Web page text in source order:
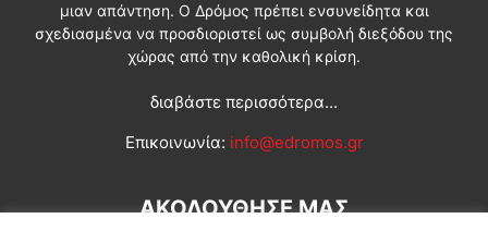
μιαν απάντηση. Ο Δρόμος πρέπει ενσυνείδητα και
σχεδιασμένα να προσδιοριστεί ως συμβολή διεξόδου της
χώρας από την καθολική κρίση.
διαβάστε περισσότερα...
Επικοινωνία: info@edromos.gr
ΑΚΟΛΟΥΘΗΣΕ ΜΑΣ